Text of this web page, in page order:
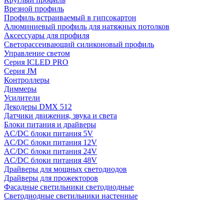
Врезной профиль
Профиль встраиваемый в гипсокартон
Алюминиевый профиль для натяжных потолков
Аксессуары для профиля
Светорассеивающий силиконовый профиль
Управление светом
Серия ICLED PRO
Серия JM
Контроллеры
Диммеры
Усилители
Декодеры DMX 512
Датчики движения, звука и света
Блоки питания и драйверы
AC/DC блоки питания 5V
AC/DC блоки питания 12V
AC/DC блоки питания 24V
AC/DC блоки питания 48V
Драйверы для мощных светодиодов
Драйверы для прожекторов
Фасадные светильники светодиодные
Светодиодные светильники настенные